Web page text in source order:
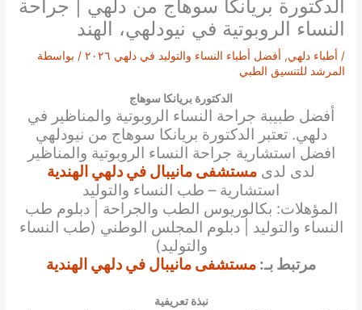
الدكتورة بريانكا سوهاج من دلهي | جراحة
النساء الروبوتية في نيودلهي، الهند
/ أطباء دلهي, أفضل أطباء النساء والتوليد في دلهي ٢٠٢٦
/ بواسطة
المرشد للتنسيق الطبي
الدكتورة بريانكا سوهاج
أفضل طبيبة جراحة النساء الروبوتية والمناظير في
دلهي. تعتبر الدكتورة بريانكا سوهاج من نيودلهي
افضل استشارية جراحة النساء الروبوتية والمناظير
لدى لدى مستشفى مانيبال في دلهي الهندية
استشارية – طب النساء والتوليد
المؤهلات: بكالوريوس الطب والجراحة | دبلوم طب
النساء والتوليد | دبلوم المجلس الوطني (طب النساء
والتوليد)
مرتبط بـ: مستشفى مانيبال في دلهي الهندية
نبذة تعريفية